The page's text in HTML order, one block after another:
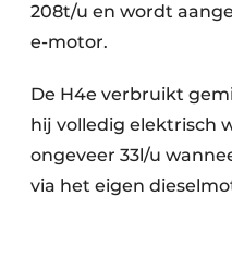
208t/u en wordt
e-motor.
De H4e verbruikt
hij volledig elektrisch
ongeveer 33l/u
via het eigen